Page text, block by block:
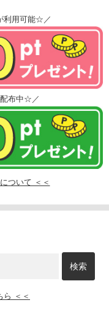
利用可能☆／
配布中☆／
ついて ＜＜
ら ＜＜